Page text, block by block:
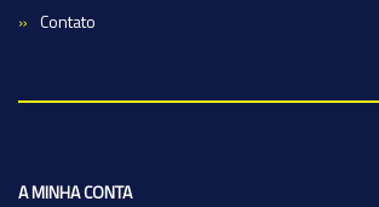
Contato
A MINHA CONTA